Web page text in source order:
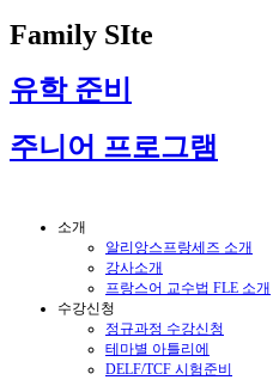
Family SIte
유학 준비
주니어 프로그램
소개
알리앙스프랑세즈 소개
강사소개
프랑스어 교수법 FLE 소개
수강신청
정규과정 수강신청
테마별 아틀리에
DELF/TCF 시험준비